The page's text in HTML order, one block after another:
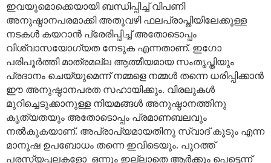
ഇവയുമൊക്കെയായി ബന്ധിപ്പിച്ച് വിപണി
അനുഷ്ഠാനപരമാക്കി അതുവഴി ഫലപ്രാപ്തിയിലേക്കുള്ള
നടകൾ കയറാൻ പ്രേരിപ്പിച്ച് അതോടൊപ്പം
വിശ്വാസയോഗ്യത നേടുക എന്നതാണ്. ഇഗോ
പരിപൂർത്തി മാത്രമല്ല ആത്മീയമായ സംതൃപ്തിയും
പ്രദാനം ചെയ്യുമെന്ന് നമ്മളെ നമ്മൾ തന്നെ ധരിപ്പിക്കാൻ
ഈ അനുഷ്ഠാനപരത സഹായിക്കും. വിരലുകൾ
മുറിച്ചെടുക്കാനുള്ള നിയമങ്ങൾ അനുഷ്ഠാനത്തിനു
കൃത്യതയും അതോടൊപ്പം പ്രമാണബലവും
നൽകുകയാണ്. അപ്രാപ്യമായതിനു സ്വാദ് കൂടും എന്ന
മാനുഷ ഉപബോധം തന്നെ ഇവിടെയും. പുറത്ത്
പരസ്യപ്പലകളോ ഒന്നും ഇല്ലാതെ ആർക്കും പെട്ടെന്ന്